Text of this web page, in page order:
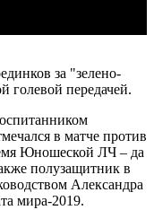
за "зелено-
голевой передачей.
в матче против
Юношеской ЛЧ – да
полузащитник в
Александра
мира-2019.